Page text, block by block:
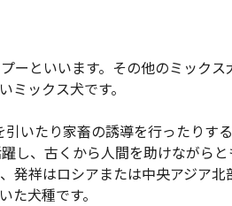
ーといいます。その他のミックス
ックス犬です。
いたり家畜の誘導を行ったりする
し、古くから人間を助けながら
発祥はロシアまたは中央アジア北
犬種です。